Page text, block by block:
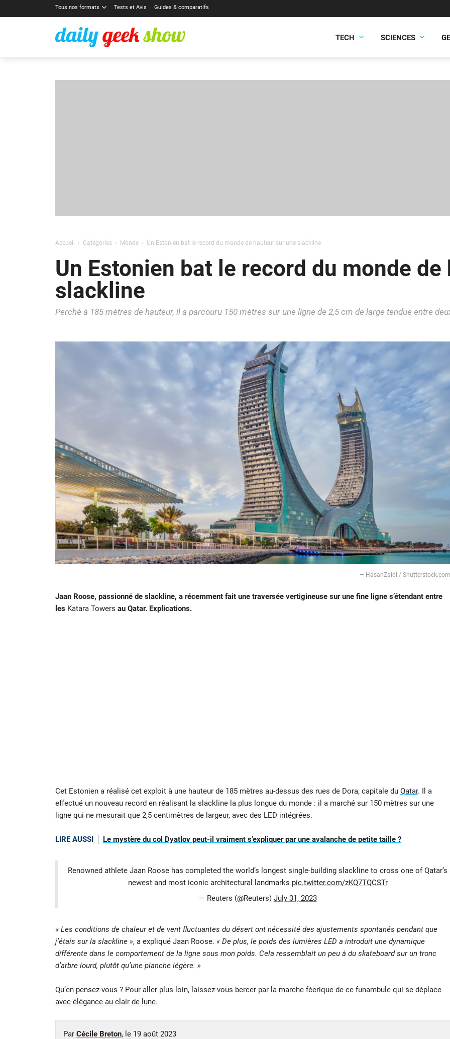
Tous nos formats Tests et Avis Guides & comparatifs
TECH SCIENCES
Accueil Catégories Monde Un Estonien bat le record du monde de hauteur sur une slackline
Un Estonien bat le record du monde
slackline
Perché à 185 mètres de hauteur, il a parcouru 150 mètres sur une ligne de 2,5 cm de large tendue entre
— HasanZaidi / Shutterstock.com
Jaan Roose, passionné de slackline, a récemment fait une traversée vertigineuse sur une fine ligne s’étendant entre
les Katara Towers au Qatar. Explications.
Cet Estonien a réalisé cet exploit à une hauteur de 185 mètres au-dessus des rues de Dora, capitale du Qatar. Il a
effectué un nouveau record en réalisant la slackline la plus longue du monde : il a marché sur 150 mètres sur une
ligne qui ne mesurait que 2,5 centimètres de largeur, avec des LED intégrées.
LIRE AUSSI Le mystère du col Dyatlov peut-il vraiment s’expliquer par une avalanche de petite taille ?
Renowned athlete Jaan Roose has completed the world’s longest single-building slackline to cross one of Qatar’s
newest and most iconic architectural landmarks pic.twitter.com/zKQ7TQCSTr
— Reuters (@Reuters) July 31, 2023
« Les conditions de chaleur et de vent fluctuantes du désert ont nécessité des ajustements spontanés pendant que
j’étais sur la slackline », a expliqué Jaan Roose. « De plus, le poids des lumières LED a introduit une dynamique
différente dans le comportement de la ligne sous mon poids. Cela ressemblait un peu à du skateboard sur un tronc
d’arbre lourd, plutôt qu’une planche légère. »
Qu’en pensez-vous ? Pour aller plus loin, laissez-vous bercer par la marche féerique de ce funambule qui se déplace
avec élégance au clair de lune.
Par Cécile Breton, le 19 août 2023